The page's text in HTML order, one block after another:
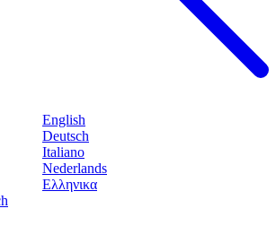
English
Deutsch
Italiano
Nederlands
Ελληνικα